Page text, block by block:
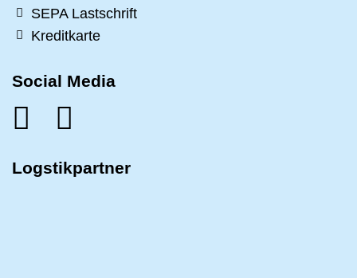
SEPA Lastschrift
Kreditkarte
Social Media
Logstikpartner